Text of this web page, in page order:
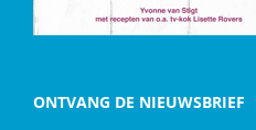
ONTVANG DE NIEUWSBRIEF